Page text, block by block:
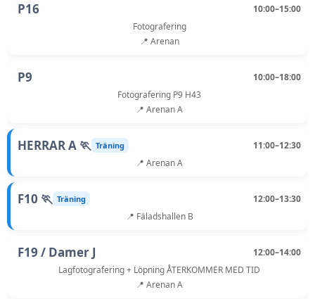
P16
10:00–15:00
Fotografering
📍 Arenan
P9
10:00–18:00
Fotografering P9 H43
📍 Arenan A
HERRAR A 🏃 Träning
11:00–12:30
📍 Arenan A
F10 🏃 Träning
12:00–13:30
📍 Fäladshallen B
F19 / Damer J
12:00–14:00
Lagfotografering + Löpning ÅTERKOMMER MED TID
📍 Arenan A